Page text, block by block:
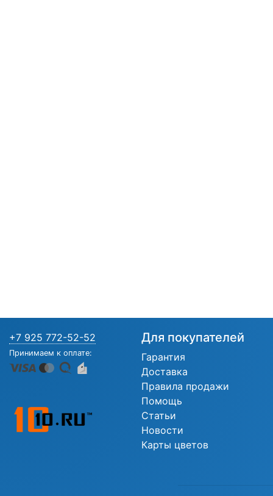
+7 925 772-52-52
Принимаем к оплате:
Для покупателей
Гарантия
Доставка
Правила продажи
Помощь
Статьи
Новости
Карты цветов